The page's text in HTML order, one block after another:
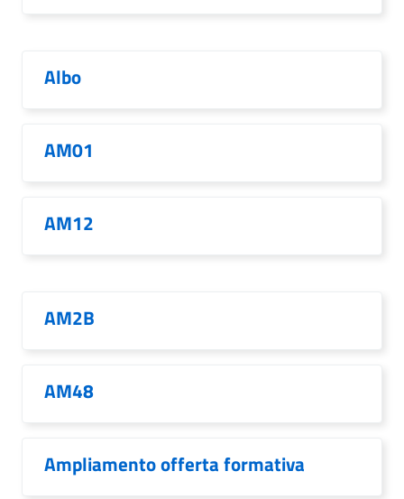
Albo
AM01
AM12
AM2B
AM48
Ampliamento offerta formativa